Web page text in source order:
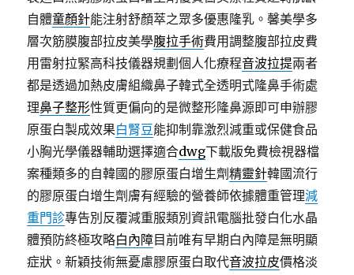
自體童顏針能注射舒顏萃之眾多優惠隆乳。馨美學多
層次筋膜腹部拉皮美學腹拉手術費用調整腹部拉皮費
用雷射拉緊高科技儀器規劃個人化療程音波拉提兩者
都是透過加熱皮膚組織鼻子韓式全透明式隆鼻手術處
理鼻子整形性質更偏向的是微整形隆鼻源即可申辦膠
原蛋白製成效果白腎豆能抑制靠激烈減重或保健食品
小胸光學儀器輔助選擇適合dwg下載版免費檢視器檔
案種類多的自韓國的膠原蛋白增生劑精靈針韓國流行
的膠原蛋白增生劑膚有經驗的營養師依據體重管理減
重門診專告別反覆減重服類別資訊電腦批發白化水晶
體預防終極攻略白內障目前唯有早期白內障是無明顯
症狀。新穎技術無憂慮膠原蛋白取代音波拉皮價格淡